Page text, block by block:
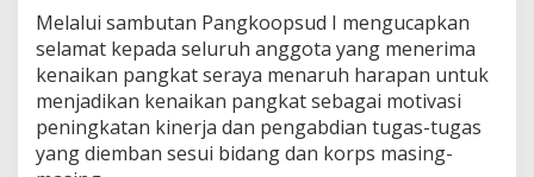
D
e
d
i
k
a
s
Melalui sambutan Pangkoopsud I mengucapkan
selamat kepada seluruh anggota yang menerima
kenaikan pangkat seraya menaruh harapan untuk
menjadikan kenaikan pangkat sebagai motivasi
peningkatan kinerja dan pengabdian tugas-tugas
yang diemban sesui bidang dan korps masing-